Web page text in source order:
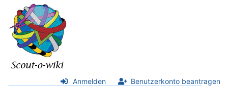
Anmelden Benutzerkonto beantragen